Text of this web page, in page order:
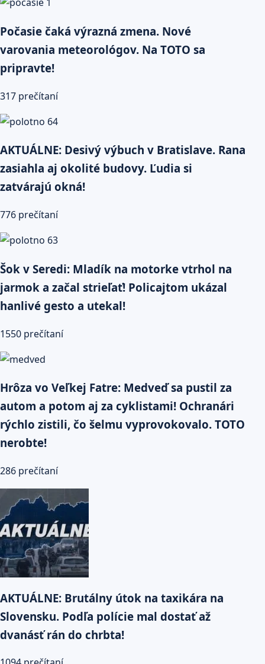
Počasie čaká výrazná zmena. Nové
varovania meteorológov. Na TOTO sa
pripravte!
317 prečítaní
AKTUÁLNE: Desivý výbuch v Bratislave. Rana
zasiahla aj okolité budovy. Ľudia si
zatvárajú okná!
776 prečítaní
Šok v Seredi: Mladík na motorke vtrhol na
jarmok a začal strieľať! Policajtom ukázal
hanlivé gesto a utekal!
1550 prečítaní
Hrôza vo Veľkej Fatre: Medveď sa pustil za
autom a potom aj za cyklistami! Ochranári
rýchlo zistili, čo šelmu vyprovokovalo. TOTO
nerobte!
286 prečítaní
AKTUÁLNE: Brutálny útok na taxikára na
Slovensku. Podľa polície mal dostať až
dvanásť rán do chrbta!